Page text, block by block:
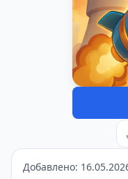
Добавлено: